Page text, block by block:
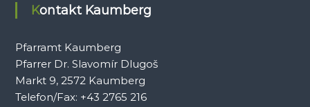
Kontakt Kaumberg
Pfarramt Kaumberg
Pfarrer Dr. Slavomír Dlugoš
Markt 9, 2572 Kaumberg
Telefon/Fax: +43 2765 216